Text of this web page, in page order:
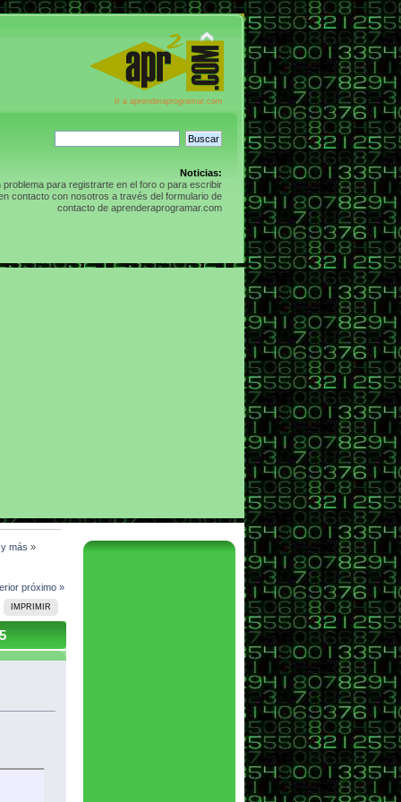
Ir a aprenderaprogramar.com
Noticias:
problema para registrarte en el foro o para escribir
contacto con nosotros a través del formulario de
contacto de aprenderaprogramar.com
más »
próximo »
IMPRIMIR